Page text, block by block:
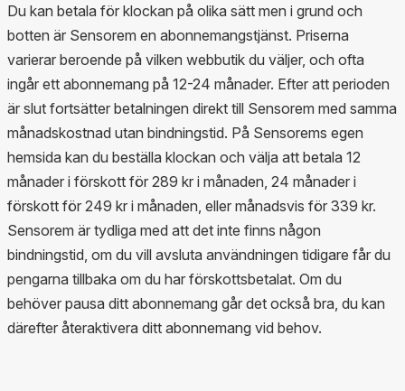
Du kan betala för klockan på olika sätt men i grund och
botten är Sensorem en abonnemangstjänst. Priserna
varierar beroende på vilken webbutik du väljer, och ofta
ingår ett abonnemang på 12-24 månader. Efter att perioden
är slut fortsätter betalningen direkt till Sensorem med samma
månadskostnad utan bindningstid. På Sensorems egen
hemsida kan du beställa klockan och välja att betala 12
månader i förskott för 289 kr i månaden, 24 månader i
förskott för 249 kr i månaden, eller månadsvis för 339 kr.
Sensorem är tydliga med att det inte finns någon
bindningstid, om du vill avsluta användningen tidigare får du
pengarna tillbaka om du har förskottsbetalat. Om du
behöver pausa ditt abonnemang går det också bra, du kan
därefter återaktivera ditt abonnemang vid behov.